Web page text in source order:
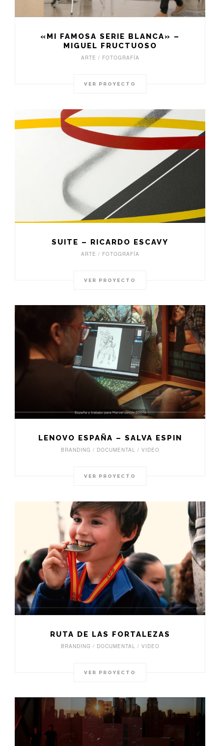
«MI FAMOSA SERIE BLANCA» –
MIGUEL FRUCTUOSO
ARTE / FOTOGRAFÍA
VER PROYECTO
SUITE – RICARDO ESCAVY
ARTE / FOTOGRAFÍA
VER PROYECTO
LENOVO ESPAÑA – SALVA ESPIN
BRANDING / DOCUMENTAL / VIDEO
VER PROYECTO
RUTA DE LAS FORTALEZAS
BRANDING / DOCUMENTAL / VIDEO
VER PROYECTO